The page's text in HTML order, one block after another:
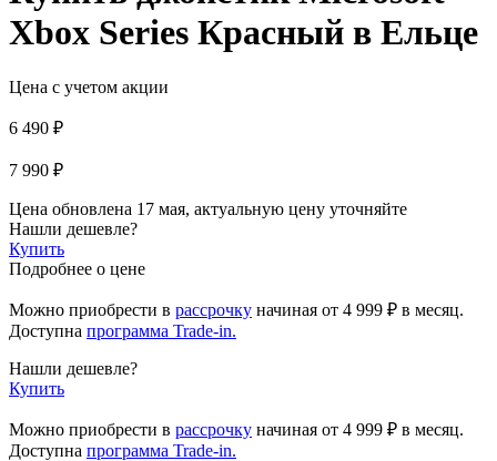
Xbox Series Красный в Ельце
Цена с учетом акции
6 490 ₽
7 990 ₽
Цена обновлена 17 мая, актуальную цену уточняйте
Нашли дешевле?
Купить
Подробнее о цене
Можно приобрести в рассрочку начиная от 4 999 ₽ в месяц.
Доступна программа Trade-in.
Нашли дешевле?
Купить
Можно приобрести в рассрочку начиная от 4 999 ₽ в месяц.
Доступна программа Trade-in.